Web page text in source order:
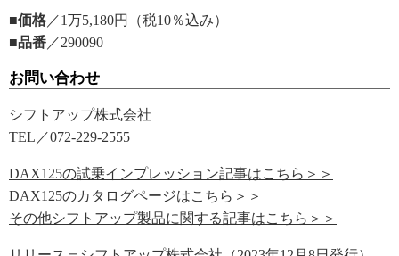
■価格 ／1万5,180円（税10％込み）
■品番 ／290090
お問い合わせ
シフトアップ株式会社
TEL／072-229-2555
DAX125の試乗インプレッション記事はこちら＞＞
DAX125のカタログページはこちら＞＞
その他シフトアップ製品に関する記事はこちら＞＞